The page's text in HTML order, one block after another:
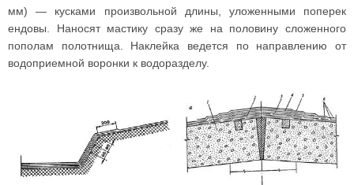
мм) — кусками произвольной длины, уложенными поперек
ендовы. Наносят мастику сразу же на половину сложенного
пополам полотнища. Наклейка ведется по направлению от
водоприемной воронки к водоразделу.